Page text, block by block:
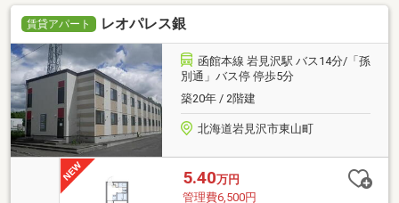
賃貸アパート レオパレス銀
函館本線 岩見沢駅 バス14分/「孫
別通」バス停 停歩5分
築20年 / 2階建
北海道岩見沢市東山町
5.40万円
管理費6,500円